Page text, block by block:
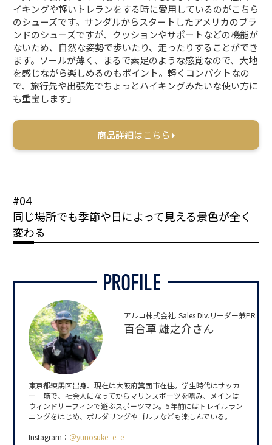
イキングや軽いトレランをする時に愛用しているのがこちら
のシューズです。サンダルからスタートしたアメリカのブラ
ンドのシューズですが、クッションやサポートなどの機能が
ないため、自然な姿勢で歩いたり、走ったりすることができ
ます。ソールが薄く、まるで素足のような感覚なので、大地
を感じながら楽しめるのもポイント。軽くコンパクトなの
で、旅行先や出張先でちょっとハイキングみたいな使い方に
も重宝します」
商品詳細はこちら
#04
同じ場所でも季節や日によって見える景色が全く
変わる
アルコ株式会社. Sales Div.リーダー兼PR
百合草 雄之介さん
東京都練馬区出身、現在は大阪府箕面市在住。学生時代はサッカ
ー一筋で、社会人になってからマリンスポーツを嗜み、メインは
ウィンドサーフィンで遊ぶスポーツマン。5年前にはトレイルラン
ニングをはじめ、ボルダリングやゴルフなども楽しんでいる。
Instagram： ＠yunosuke_e_e